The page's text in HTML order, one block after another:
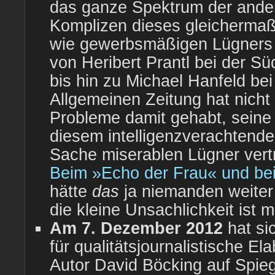
das ganze Spektrum der
Komplizen dieses
wie gewerbsmäßigen
von Heribert Prantl bei der
bis hin zu Michael Hanfeld
Allgemeinen Zeitung hat
Probleme damit gehabt,
diesem
Sache miserablen Lügner
Beim »Echo der Frau« und
hätte das ja niemanden
die kleine Unsachlichkeit ist
Am 7. Dezember 2012 hat
für qualitätsjournalistische
Autor David Böcking auf